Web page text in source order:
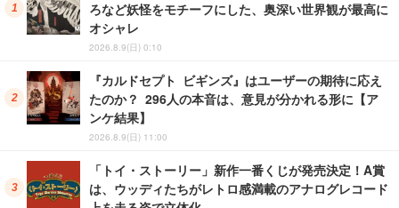
ろなど妖怪をモチーフにした、奥深い世界観が最高に
オシャレ
2026.8.9(日) 0:10
『カルドセプト ビギンズ』はユーザーの期待に応え
たのか？ 296人の本音は、意見が分かれる形に【ア
ンケ結果】
2026.8.9(日) 11:00
「トイ・ストーリー」新作一番くじが発売決定！A賞
は、ウッディたちがレトロ感満載のアナログレコード